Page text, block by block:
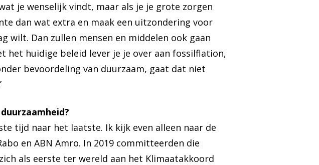
je wenselijk vindt, maar als je je grote zorgen
dan wat extra en maak een uitzondering voor
wilt. Dan zullen mensen en middelen ook gaan
het huidige beleid lever je je over aan fossilflation,
bevoordeling van duurzaam, gaat dat niet
tijd naar het laatste. Ik kijk even alleen naar de
en ABN Amro. In 2019 committeerden die
als eerste ter wereld aan het Klimaatakkoord